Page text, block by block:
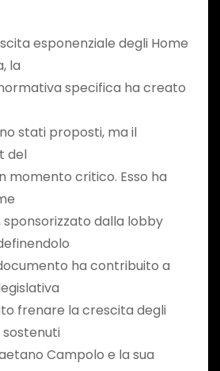
esponenziale degli Home
la
specifica ha creato
stati proposti, ma il
del
momento critico. Esso ha
dalla lobby
ha contribuito a
frenare la crescita degli
sostenuti
Campolo e la sua